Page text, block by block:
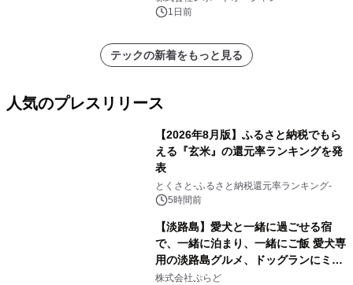
1日前
テックの新着をもっと見る
人気のプレスリリース
【2026年8月版】ふるさと納税でもら
える『玄米』の還元率ランキングを発
表
とくさと-ふるさと納税還元率ランキング-
5時間前
【淡路島】愛犬と一緒に過ごせる宿
で、一緒に泊まり、一緒にご飯 愛犬専
用の淡路島グルメ、ドッグランにミニ
プール グランピングとトレーラーハウ
株式会社ぷらど